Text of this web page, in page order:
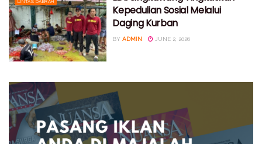
LINTAS DAERAH
Kepedulian Sosial Melalui
Daging Kurban
BY ADMIN JUNE 2, 2026